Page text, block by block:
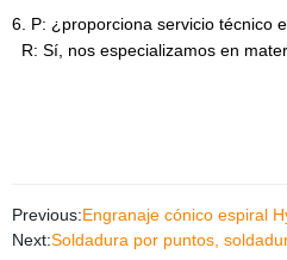
6. P: ¿proporciona servicio técnico
R: Sí, nos especializamos en
Previous:Engranaje cónico espiral
Next:Soldadura por puntos,